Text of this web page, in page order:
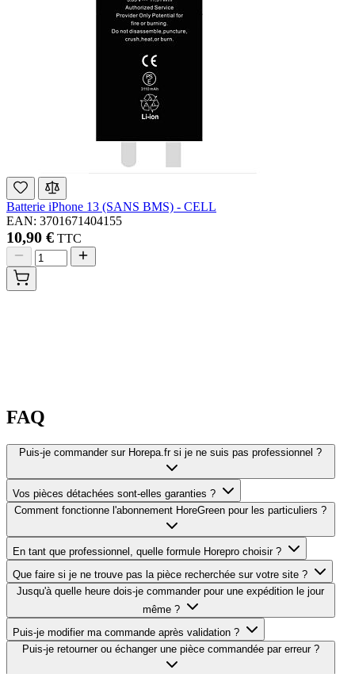
Batterie iPhone 13 (SANS BMS) - CELL
EAN: 3701671404155
10,90 € TTC
FAQ
Puis-je commander sur Horepa.fr si je ne suis pas professionnel ?
Vos pièces détachées sont-elles garanties ?
Comment fonctionne l'abonnement HoreGreen pour les particuliers ?
En tant que professionnel, quelle formule Horepro choisir ?
Que faire si je ne trouve pas la pièce recherchée sur votre site ?
Jusqu'à quelle heure dois-je commander pour une expédition le jour
même ?
Puis-je modifier ma commande après validation ?
Puis-je retourner ou échanger une pièce commandée par erreur ?